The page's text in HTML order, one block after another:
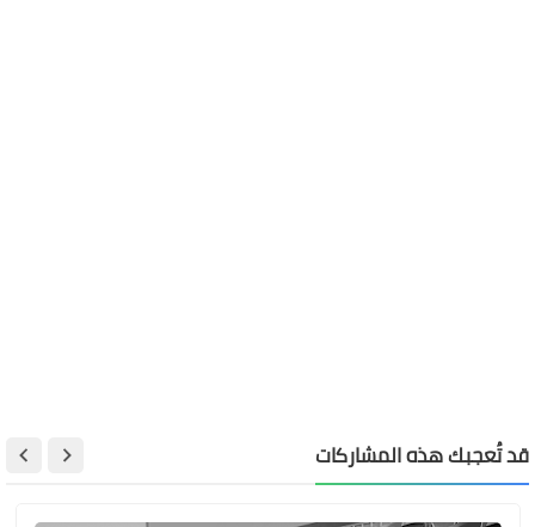
قد تُعجبك هذه المشاركات